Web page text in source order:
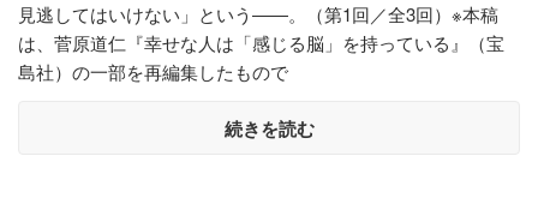
見逃してはいけない」という――。（第1回／全3回）※本稿
は、菅原道仁『幸せな人は「感じる脳」を持っている』（宝
島社）の一部を再編集したもので
続きを読む